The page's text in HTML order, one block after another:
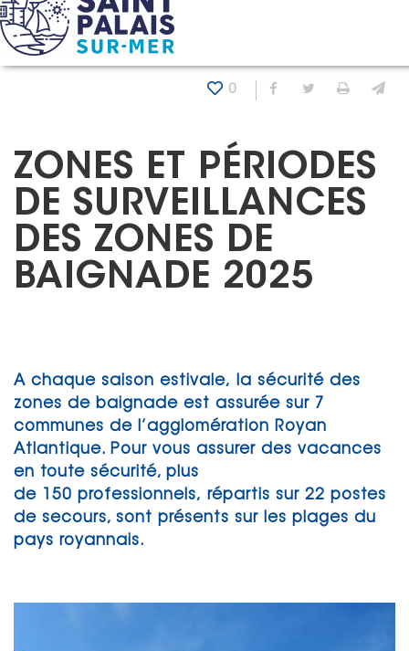
Panneau de gestion des cookies
Accueil Actualités
0 Partager sur
Partager
ZONES ET PÉRIODES
DE SURVEILLANCES
DES ZONES DE
BAIGNADE 2025
A chaque saison estivale, la sécurité des
zones de baignade est assurée sur 7
communes de l’agglomération Royan
Atlantique. Pour vous assurer des vacances
en toute sécurité, plus
de 150 professionnels, répartis sur 22 postes
de secours, sont présents sur les plages du
pays royannais.